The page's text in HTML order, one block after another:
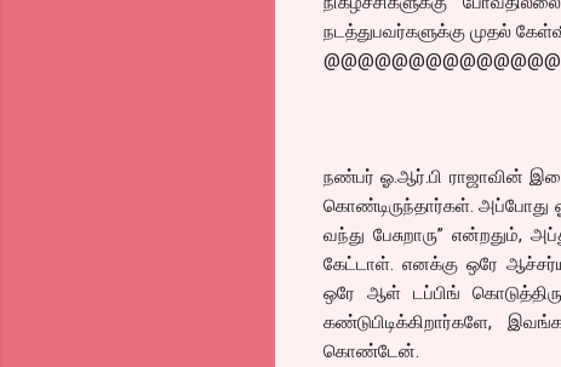
நடத்துபவர்களுக்கு முதல்
நண்பர் ஓ.ஆர்.பி ராஜாவின்
கொண்டிருந்தார்கள். அப்போது
வந்து பேசுறாரு” என்றதும்,
கேட்டாள். எனக்கு ஒரே
ஒரே ஆள் டப்பிங்
கண்டுபிடிக்கிறார்களே,
கொண்டேன்.